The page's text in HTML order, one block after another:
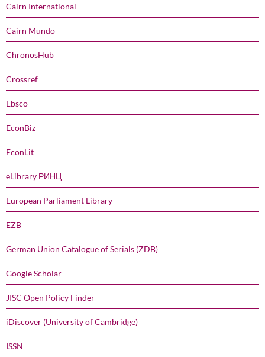
Cairn International
Cairn Mundo
ChronosHub
Crossref
Ebsco
EconBiz
EconLit
eLibrary РИНЦ
European Parliament Library
EZB
German Union Catalogue of Serials (ZDB)
Google Scholar
JISC Open Policy Finder
iDiscover (University of Cambridge)
ISSN